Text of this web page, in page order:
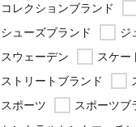
コレクションブランド
シューズブランド
ジ
スウェーデン
スケー
ストリートブランド
スポーツ
スポーツブ